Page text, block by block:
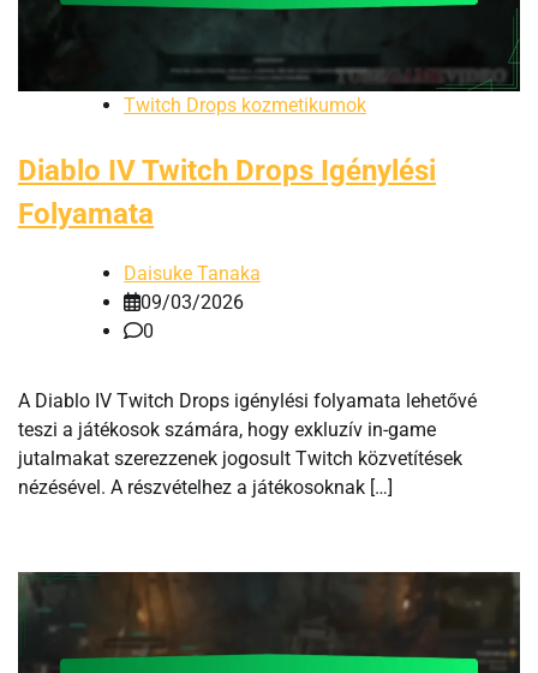
Twitch Drops kozmetikumok
Diablo IV Twitch Drops Igénylési
Folyamata
Daisuke Tanaka
09/03/2026
0
A Diablo IV Twitch Drops igénylési folyamata lehetővé
teszi a játékosok számára, hogy exkluzív in-game
jutalmakat szerezzenek jogosult Twitch közvetítések
nézésével. A részvételhez a játékosoknak […]